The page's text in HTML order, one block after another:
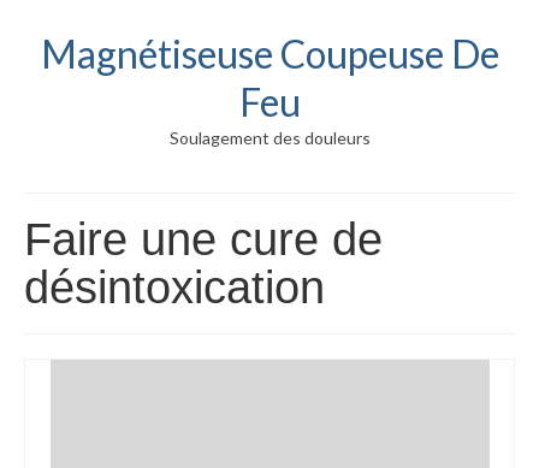
Magnétiseuse Coupeuse De
Feu
Soulagement des douleurs
Faire une cure de
désintoxication